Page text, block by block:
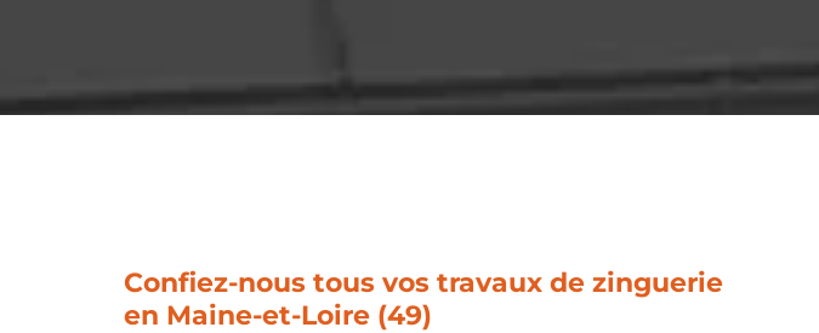
Confiez-nous tous vos travaux de zinguerie
en Maine-et-Loire (49)